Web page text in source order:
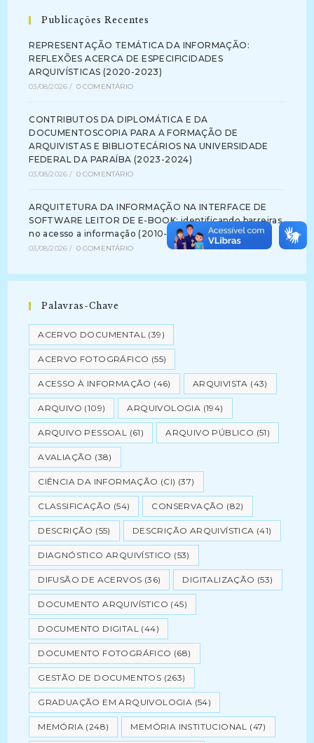
Publicações Recentes
REPRESENTAÇÃO TEMÁTICA DA INFORMAÇÃO:
REFLEXÕES ACERCA DE ESPECIFICIDADES
ARQUIVÍSTICAS (2020-2023)
03/08/2026 / 0 COMENTÁRIO
CONTRIBUTOS DA DIPLOMÁTICA E DA
DOCUMENTOSCOPIA PARA A FORMAÇÃO DE
ARQUIVISTAS E BIBLIOTECÁRIOS NA UNIVERSIDADE
FEDERAL DA PARAÍBA (2023-2024)
03/08/2026 / 0 COMENTÁRIO
ARQUITETURA DA INFORMAÇÃO NA INTERFACE DE
SOFTWARE LEITOR DE E-BOOK: identificando barreiras
no acesso a informação (2010-2012)
03/08/2026 / 0 COMENTÁRIO
Palavras-Chave
ACERVO DOCUMENTAL (39)
ACERVO FOTOGRÁFICO (55)
ACESSO À INFORMAÇÃO (46) ARQUIVISTA (43)
ARQUIVO (109) ARQUIVOLOGIA (194)
ARQUIVO PESSOAL (61) ARQUIVO PÚBLICO (51)
AVALIAÇÃO (38)
CIÊNCIA DA INFORMAÇÃO (CI) (37)
CLASSIFICAÇÃO (54) CONSERVAÇÃO (82)
DESCRIÇÃO (55) DESCRIÇÃO ARQUIVÍSTICA (41)
DIAGNÓSTICO ARQUIVÍSTICO (53)
DIFUSÃO DE ACERVOS (36) DIGITALIZAÇÃO (53)
DOCUMENTO ARQUIVÍSTICO (45)
DOCUMENTO DIGITAL (44)
DOCUMENTO FOTOGRÁFICO (68)
GESTÃO DE DOCUMENTOS (263)
GRADUAÇÃO EM ARQUIVOLOGIA (54)
MEMÓRIA (248) MEMÓRIA INSTITUCIONAL (47)